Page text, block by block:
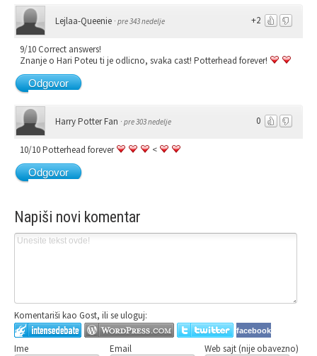
+2
Lejlaa-Queenie · pre 343 nedelje
9/10 Correct answers!
Znanje o Hari Poteu ti je odlicno, svaka cast! Potterhead forever!
Odgovor
0
Harry Potter Fan · pre 303 nedelje
10/10 Potterhead forever
<
Odgovor
Napiši novi komentar
Komentariši kao Gost, ili se uloguj:
facebook
Ime Email Web sajt (nije obavezno)